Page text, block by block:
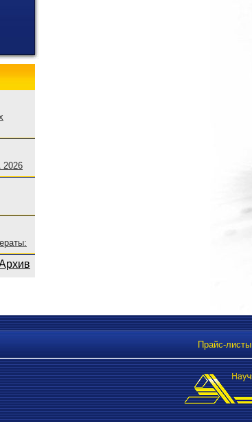
Прайс-листы